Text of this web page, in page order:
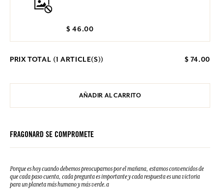
$ 46.00
PRIX TOTAL (1 ARTICLE(S)) $ 74.00
AÑADIR AL CARRITO
FRAGONARD SE COMPROMETE
Porque es hoy cuando debemos preocuparnos por el mañana, estamos convencidos de
que cada paso cuenta, cada pregunta es importante y cada respuesta es una victoria
para un planeta más humano y más verde.a